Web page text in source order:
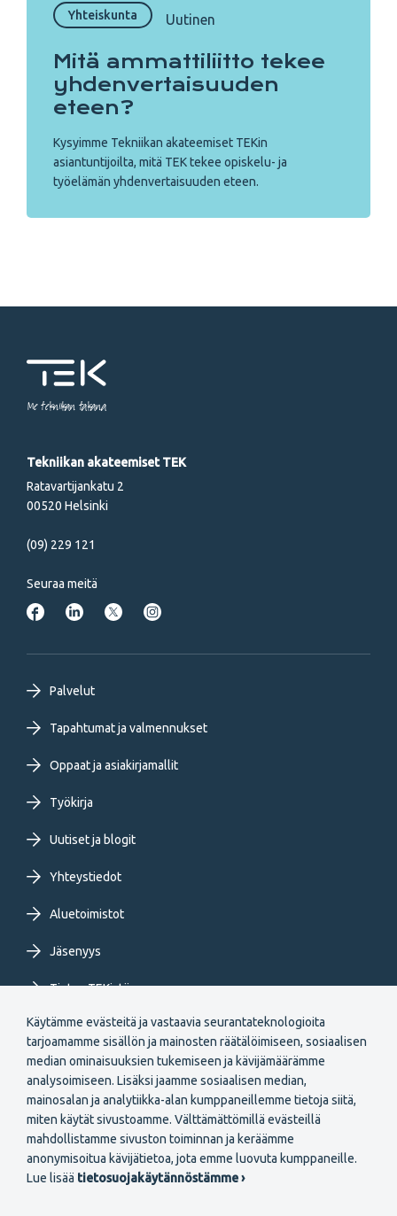
Käytämme evästeitä ja vastaavia seurantateknologioita
tarjoamamme sisällön ja mainosten räätälöimiseen, sosiaalisen
median ominaisuuksien tukemiseen ja kävijämäärämme
analysoimiseen. Lisäksi jaamme sosiaalisen median,
mainosalan ja analytiikka-alan kumppaneillemme tietoja siitä,
miten käytät sivustoamme. Välttämättömillä evästeillä
mahdollistamme sivuston toiminnan ja keräämme
anonymisoitua kävijätietoa, jota emme luovuta kumppaneille.
Lue lisää tietosuojakäytännöstämme ›
Yhteiskunta Uutinen
Mitä ammattiliitto tekee
yhdenvertaisuuden
eteen?
Kysyimme Tekniikan akateemiset TEKin
asiantuntijoilta, mitä TEK tekee opiskelu- ja
työelämän yhdenvertaisuuden eteen.
Me tekniikan takana
Tekniikan akateemiset TEK
Ratavartijankatu 2
00520 Helsinki
(09) 229 121
Seuraa meitä
Footer
primary
menu
FI
Palvelut
Tapahtumat ja valmennukset
Oppaat ja asiakirjamallit
Työkirja
Uutiset ja blogit
Yhteystiedot
Aluetoimistot
Jäsenyys
Tietoa TEKistä
Extranet
Secondary
Liity jäseneksi